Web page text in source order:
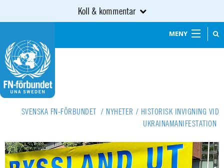
Koll & kommentar
MENY
SVENSKA FN-FÖRBUNDET / NYHETER / HISTORISK INVIGNING VID
UKRAINAMANIFESTATION